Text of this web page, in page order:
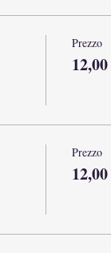
Prezzo
Prezzo